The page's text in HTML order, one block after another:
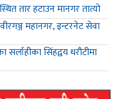
तार हटाउन मानगर तात्यो
महानगर, इन्टरनेट सेवा
सिंहद्वय धरौटीमा